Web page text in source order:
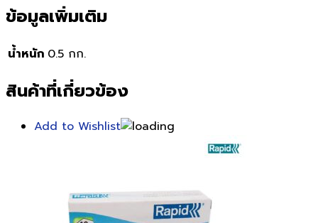
ข้อมูลเพิ่มเติม
น้ำหนัก 0.5 กก.
สินค้าที่เกี่ยวข้อง
Add to Wishlist